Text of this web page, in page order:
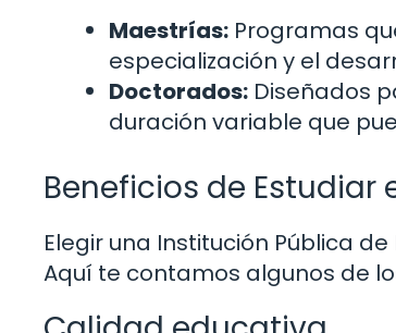
Maestrías: Programas
especialización y el
Doctorados: Diseñados
duración variable que
Beneficios de Estudiar
Elegir una Institución Pública
Aquí te contamos algunos de